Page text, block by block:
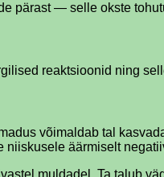
pärast — selle okste
reaktsioonid ning
võimaldab tal
niiskusele äärmiselt
muldadel. Ta talub